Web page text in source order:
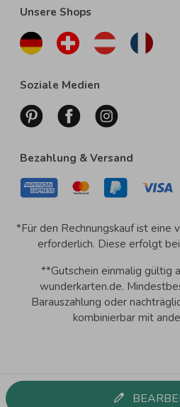
Unsere Shops
Soziale Medien
Bezahlung & Versand
*Für den Rechnungskauf ist eine
erforderlich. Diese erfolgt
**Gutschein einmalig gültig
wunderkarten.de.
Barauszahlung oder
kombinierbar mit